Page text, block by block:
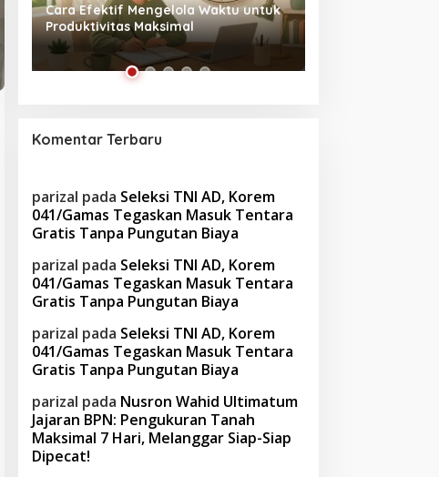
Tanpa Skrip, Penuh Interaksi:
‘Beghusik Ghumah Nggi’ Hadirkan
Ruang Digital Seperti Rumah Sendiri
Komentar Terbaru
parizal pada Seleksi TNI AD, Korem
041/Gamas Tegaskan Masuk Tentara
Gratis Tanpa Pungutan Biaya
parizal pada Seleksi TNI AD, Korem
041/Gamas Tegaskan Masuk Tentara
Gratis Tanpa Pungutan Biaya
parizal pada Seleksi TNI AD, Korem
041/Gamas Tegaskan Masuk Tentara
Gratis Tanpa Pungutan Biaya
parizal pada Nusron Wahid Ultimatum
Jajaran BPN: Pengukuran Tanah
Maksimal 7 Hari, Melanggar Siap-Siap
Dipecat!